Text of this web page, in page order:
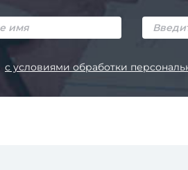
с условиями обработки